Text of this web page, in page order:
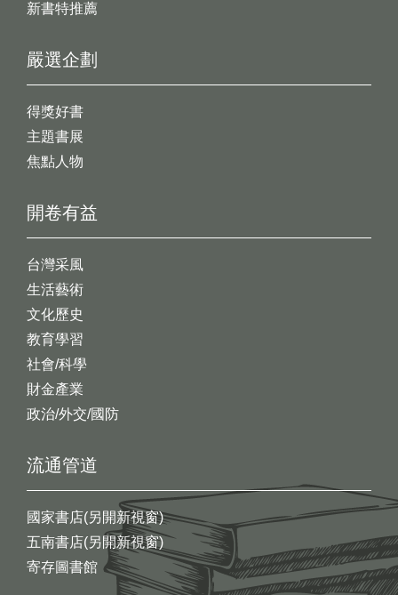
新書特推薦
開卷有益
台灣采風
生活藝術
文化歷史
教育學習
社會/科學
財金產業
政治/外交/國防
嚴選企劃
得獎好書
主題書展
焦點人物
流通管道
國家書店(另開新視窗)
五南書店(另開新視窗)
寄存圖書館